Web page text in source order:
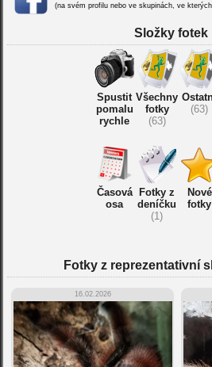
(na svém profilu nebo ve skupinách, ve
Složky fotek
Spustit
pomalu
rychle
Všechny
fotky
(63)
(63)
Časová
osa
Fotky z
deníčku
(1)
Nové
fotky
Fotky z reprezentativní
16.02.2026